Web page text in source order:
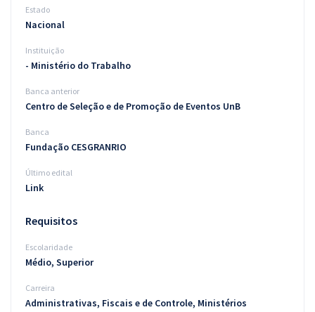
Estado
Nacional
Instituição
- Ministério do Trabalho
Banca anterior
Centro de Seleção e de Promoção de Eventos UnB
Banca
Fundação CESGRANRIO
Último edital
Link
Requisitos
Escolaridade
Médio, Superior
Carreira
Administrativas, Fiscais e de Controle, Ministérios